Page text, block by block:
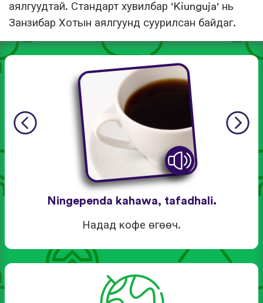
аялгуудтай. Стандарт хувилбар 'Kiunguja' нь
Занзибар Хотын аялгуунд суурилсан байдаг.
Ningependa kahawa, tafadhali.
Надад кофе өгөөч.